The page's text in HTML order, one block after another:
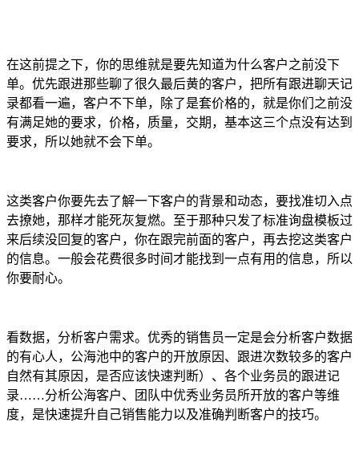
在这前提之下，你的思维就是要先知道为什么客户之前没下
单。优先跟进那些聊了很久最后黄的客户，把所有跟进聊天记
录都看一遍，客户不下单，除了是套价格的，就是你们之前没
有满足她的要求，价格，质量，交期，基本这三个点没有达到
要求，所以她就不会下单。
这类客户你要先去了解一下客户的背景和动态，要找准切入点
去撩她，那样才能死灰复燃。至于那种只发了标准询盘模板过
来后续没回复的客户，你在跟完前面的客户，再去挖这类客户
的信息。一般会花费很多时间才能找到一点有用的信息，所以
你要耐心。
看数据，分析客户需求。优秀的销售员一定是会分析客户数据
的有心人，公海池中的客户的开放原因、跟进次数较多的客户
自然有其原因，是否应该快速判断）、各个业务员的跟进记
录……分析公海客户、团队中优秀业务员所开放的客户等维
度，是快速提升自己销售能力以及准确判断客户的技巧。